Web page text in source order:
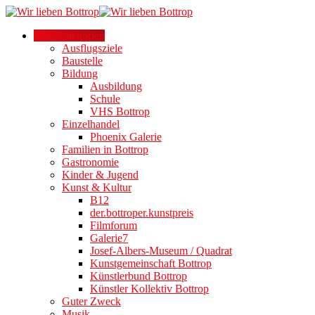
Alle Kategorien
Ausflugsziele
Baustelle
Bildung
Ausbildung
Schule
VHS Bottrop
Einzelhandel
Phoenix Galerie
Familien in Bottrop
Gastronomie
Kinder & Jugend
Kunst & Kultur
B12
der.bottroper.kunstpreis
Filmforum
Galerie7
Josef-Albers-Museum / Quadrat
Kunstgemeinschaft Bottrop
Künstlerbund Bottrop
Künstler Kollektiv Bottrop
Guter Zweck